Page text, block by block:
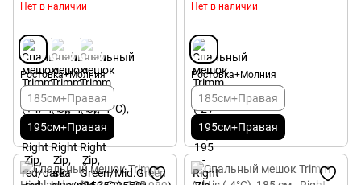
Нет в наличии
Ростовка+Молния
185см+Правая
195см+Правая
Нет в наличии
Ростовка+Молния
185см+Правая
195см+Правая